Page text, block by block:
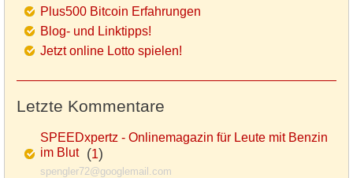
Plus500 Bitcoin Erfahrungen
Blog- und Linktipps!
Jetzt online Lotto spielen!
Letzte Kommentare
SPEEDxpertz - Onlinemagazin für Leute mit Benzin
im Blut(1)
spengler72@googlemail.com